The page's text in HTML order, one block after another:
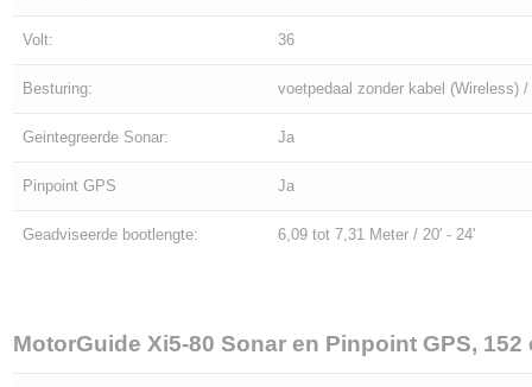
Volt: 36
Besturing: voetpedaal zonder kabel (Wireless)
Geintegreerde Sonar: Ja
Pinpoint GPS Ja
Geadviseerde bootlengte: 6,09 tot 7,31 Meter / 20' - 24'
MotorGuide Xi5-80 Sonar en Pinpoint GPS, 152